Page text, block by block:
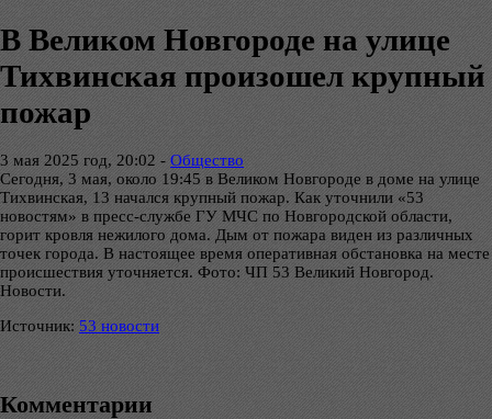
В Великом Новгороде на улице
Тихвинская произошел крупный
пожар
3 мая 2025 год, 20:02 - Общество
Сегодня, 3 мая, около 19:45 в Великом Новгороде в доме на улице
Тихвинская, 13 начался крупный пожар. Как уточнили «53
новостям» в пресс-службе ГУ МЧС по Новгородской области,
горит кровля нежилого дома. Дым от пожара виден из различных
точек города. В настоящее время оперативная обстановка на месте
происшествия уточняется. Фото: ЧП 53 Великий Новгород.
Новости.
Источник: 53 новости
Комментарии